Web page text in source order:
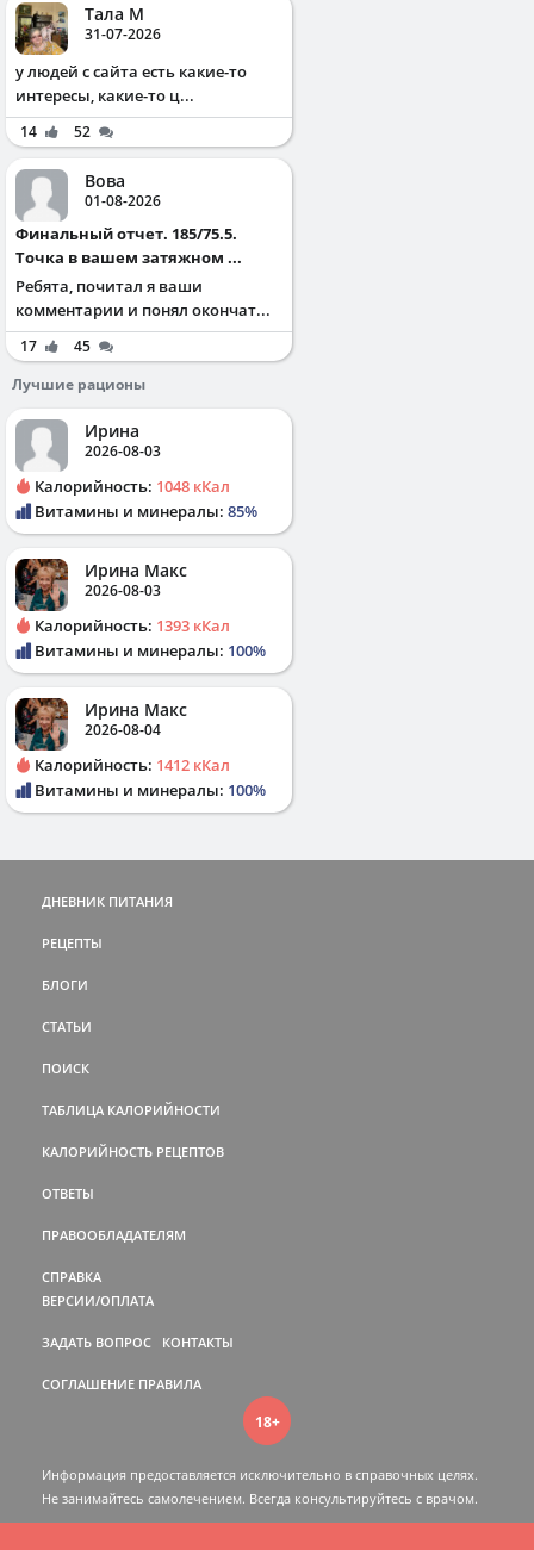
Тала М
31-07-2026
у людей с сайта есть какие-то
интересы, какие-то ц...
14 52
Вова
01-08-2026
Финальный отчет. 185/75.5.
Точка в вашем затяжном ...
Ребята, почитал я ваши
комментарии и понял окончат...
17
45
Лучшие рационы
Ирина
2026-08-03
Калорийность: 1048 кКал
Витамины и минералы: 85%
Ирина Макс
2026-08-03
Калорийность: 1393 кКал
Витамины и минералы: 100%
Ирина Макс
2026-08-04
Калорийность: 1412 кКал
Витамины и минералы: 100%
ДНЕВНИК ПИТАНИЯ
РЕЦЕПТЫ
БЛОГИ
СТАТЬИ
ПОИСК
ТАБЛИЦА КАЛОРИЙНОСТИ
КАЛОРИЙНОСТЬ РЕЦЕПТОВ
ОТВЕТЫ
ПРАВООБЛАДАТЕЛЯМ
СПРАВКА
ВЕРСИИ/ОПЛАТА
ЗАДАТЬ ВОПРОС КОНТАКТЫ
СОГЛАШЕНИЕ ПРАВИЛА
18+
Информация предоставляется исключительно в справочных целях.
Не занимайтесь самолечением. Всегда консультируйтесь c врачом.